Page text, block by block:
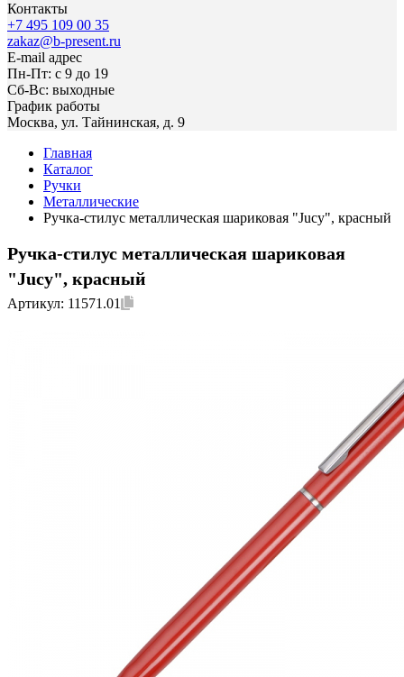
Контакты
+7 495 109 00 35
zakaz@b-present.ru
E-mail адрес
Пн-Пт: с 9 до 19
Сб-Вс: выходные
График работы
Москва, ул. Тайнинская, д. 9
Главная
Каталог
Ручки
Металлические
Ручка-стилус металлическая шариковая "Jucy", красный
Ручка-стилус металлическая шариковая
"Jucy", красный
Артикул: 11571.01